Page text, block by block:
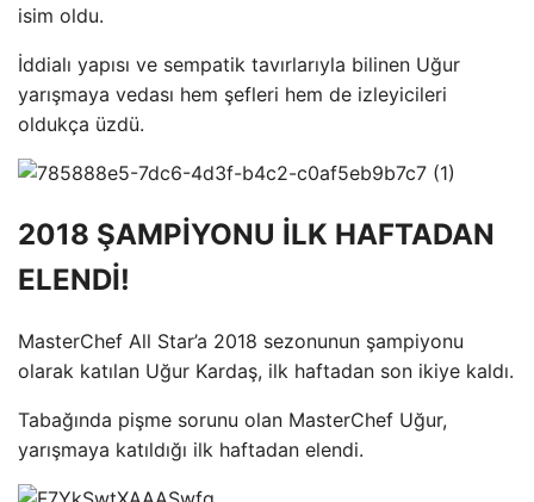
isim oldu.
İddialı yapısı ve sempatik tavırlarıyla bilinen Uğur
yarışmaya vedası hem şefleri hem de izleyicileri
oldukça üzdü.
2018 ŞAMPİYONU İLK HAFTADAN
ELENDİ!
MasterChef All Star’a 2018 sezonunun şampiyonu
olarak katılan Uğur Kardaş, ilk haftadan son ikiye kaldı.
Tabağında pişme sorunu olan MasterChef Uğur,
yarışmaya katıldığı ilk haftadan elendi.